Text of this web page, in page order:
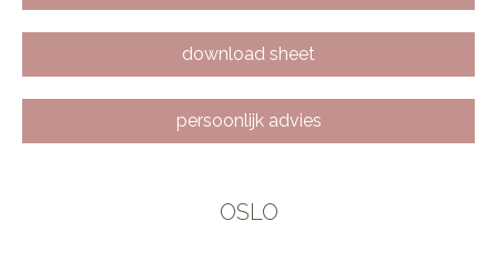
download sheet
persoonlijk advies
OSLO